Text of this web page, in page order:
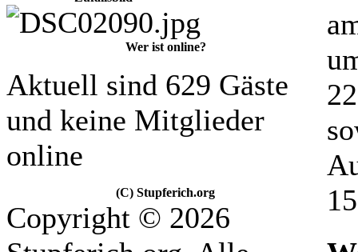
Wer ist online?
Aktuell sind 629 Gäste
und keine Mitglieder
online
(C) Stupferich.org
Copyright © 2026